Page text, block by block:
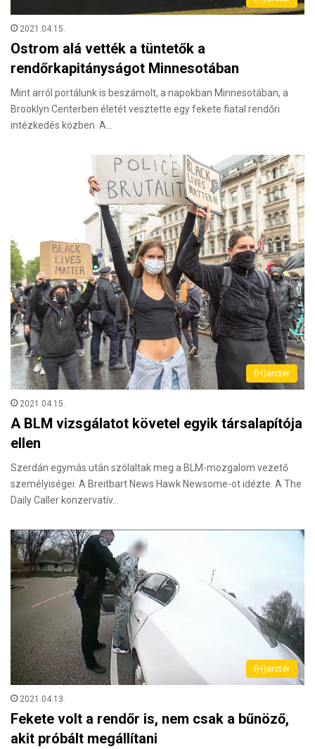
2021.04.15.
Ostrom alá vették a tüntetők a
rendőrkapitányságot Minnesotában
Mint arról portálunk is beszámolt, a napokban Minnesotában, a
Brooklyn Centerben életét vesztette egy fekete fiatal rendőri
intézkedés közben. A…
(H)arctér
2021.04.15.
A BLM vizsgálatot követel egyik társalapítója
ellen
Szerdán egymás után szólaltak meg a BLM-mozgalom vezető
személyiségei. A Breitbart News Hawk Newsome-ot idézte. A The
Daily Caller konzervatív…
(H)arctér
2021.04.13.
Fekete volt a rendőr is, nem csak a bűnöző,
akit próbált megállítani